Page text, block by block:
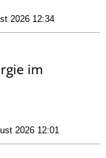
2026 12:34
im
2026 12:01